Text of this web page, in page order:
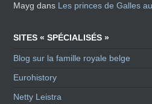
Mayg dans Les princes de Galles
SITES « SPÉCIALISÉS »
Blog sur la famille royale belge
Eurohistory
Netty Leistra